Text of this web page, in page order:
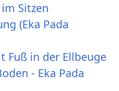
Sitzen
(Eka Pada
Fuß in der Ellbeuge
- Eka Pada